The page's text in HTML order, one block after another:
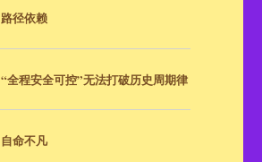
路径依赖
“全程安全可控”无法打破历史周期律
自命不凡